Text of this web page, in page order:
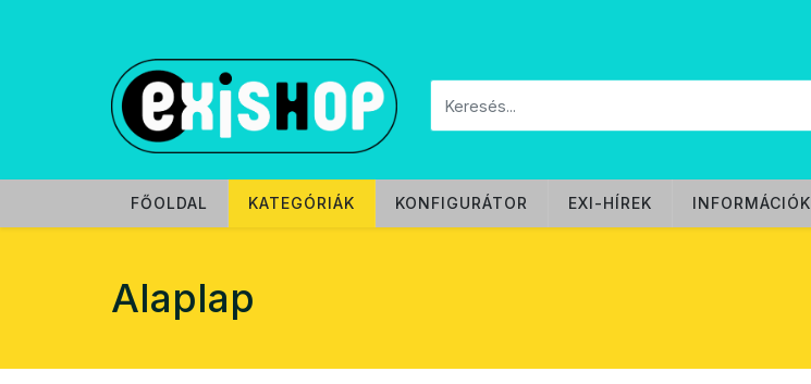
FŐOLDAL KATEGÓRIÁK KONFIGURÁTOR EXI-HÍREK INFORMÁCIÓK
Alaplap